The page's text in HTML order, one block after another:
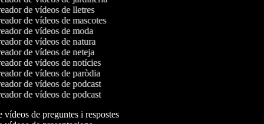
de vídeos de lletres
de vídeos de mascotes
de vídeos de moda
de vídeos de natura
de vídeos de neteja
de vídeos de notícies
de vídeos de paròdia
de vídeos de podcast
de vídeos de podcast
vídeos de preguntes i respostes